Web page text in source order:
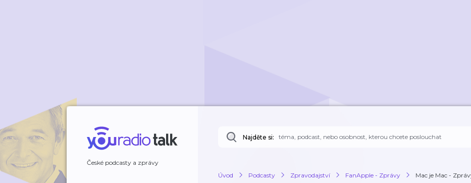
České podcasty a zprávy
Najděte si:
Úvod Podcasty Zpravodajství FanApple - Zprávy Mac je Mac -